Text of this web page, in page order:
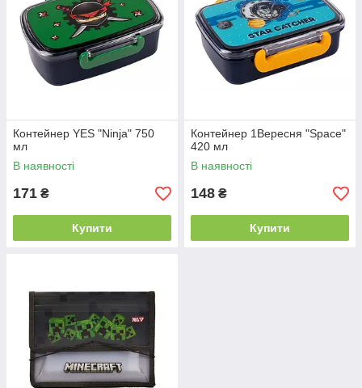
Контeйнер YES "Ninja" 750
мл
В наявності
171 ₴
Купити
Контeйнер 1Вересня "Space"
420 мл
В наявності
148 ₴
Купити